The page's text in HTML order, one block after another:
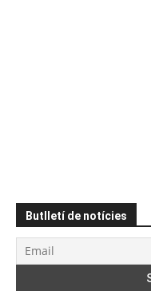
Butlletí de notícies